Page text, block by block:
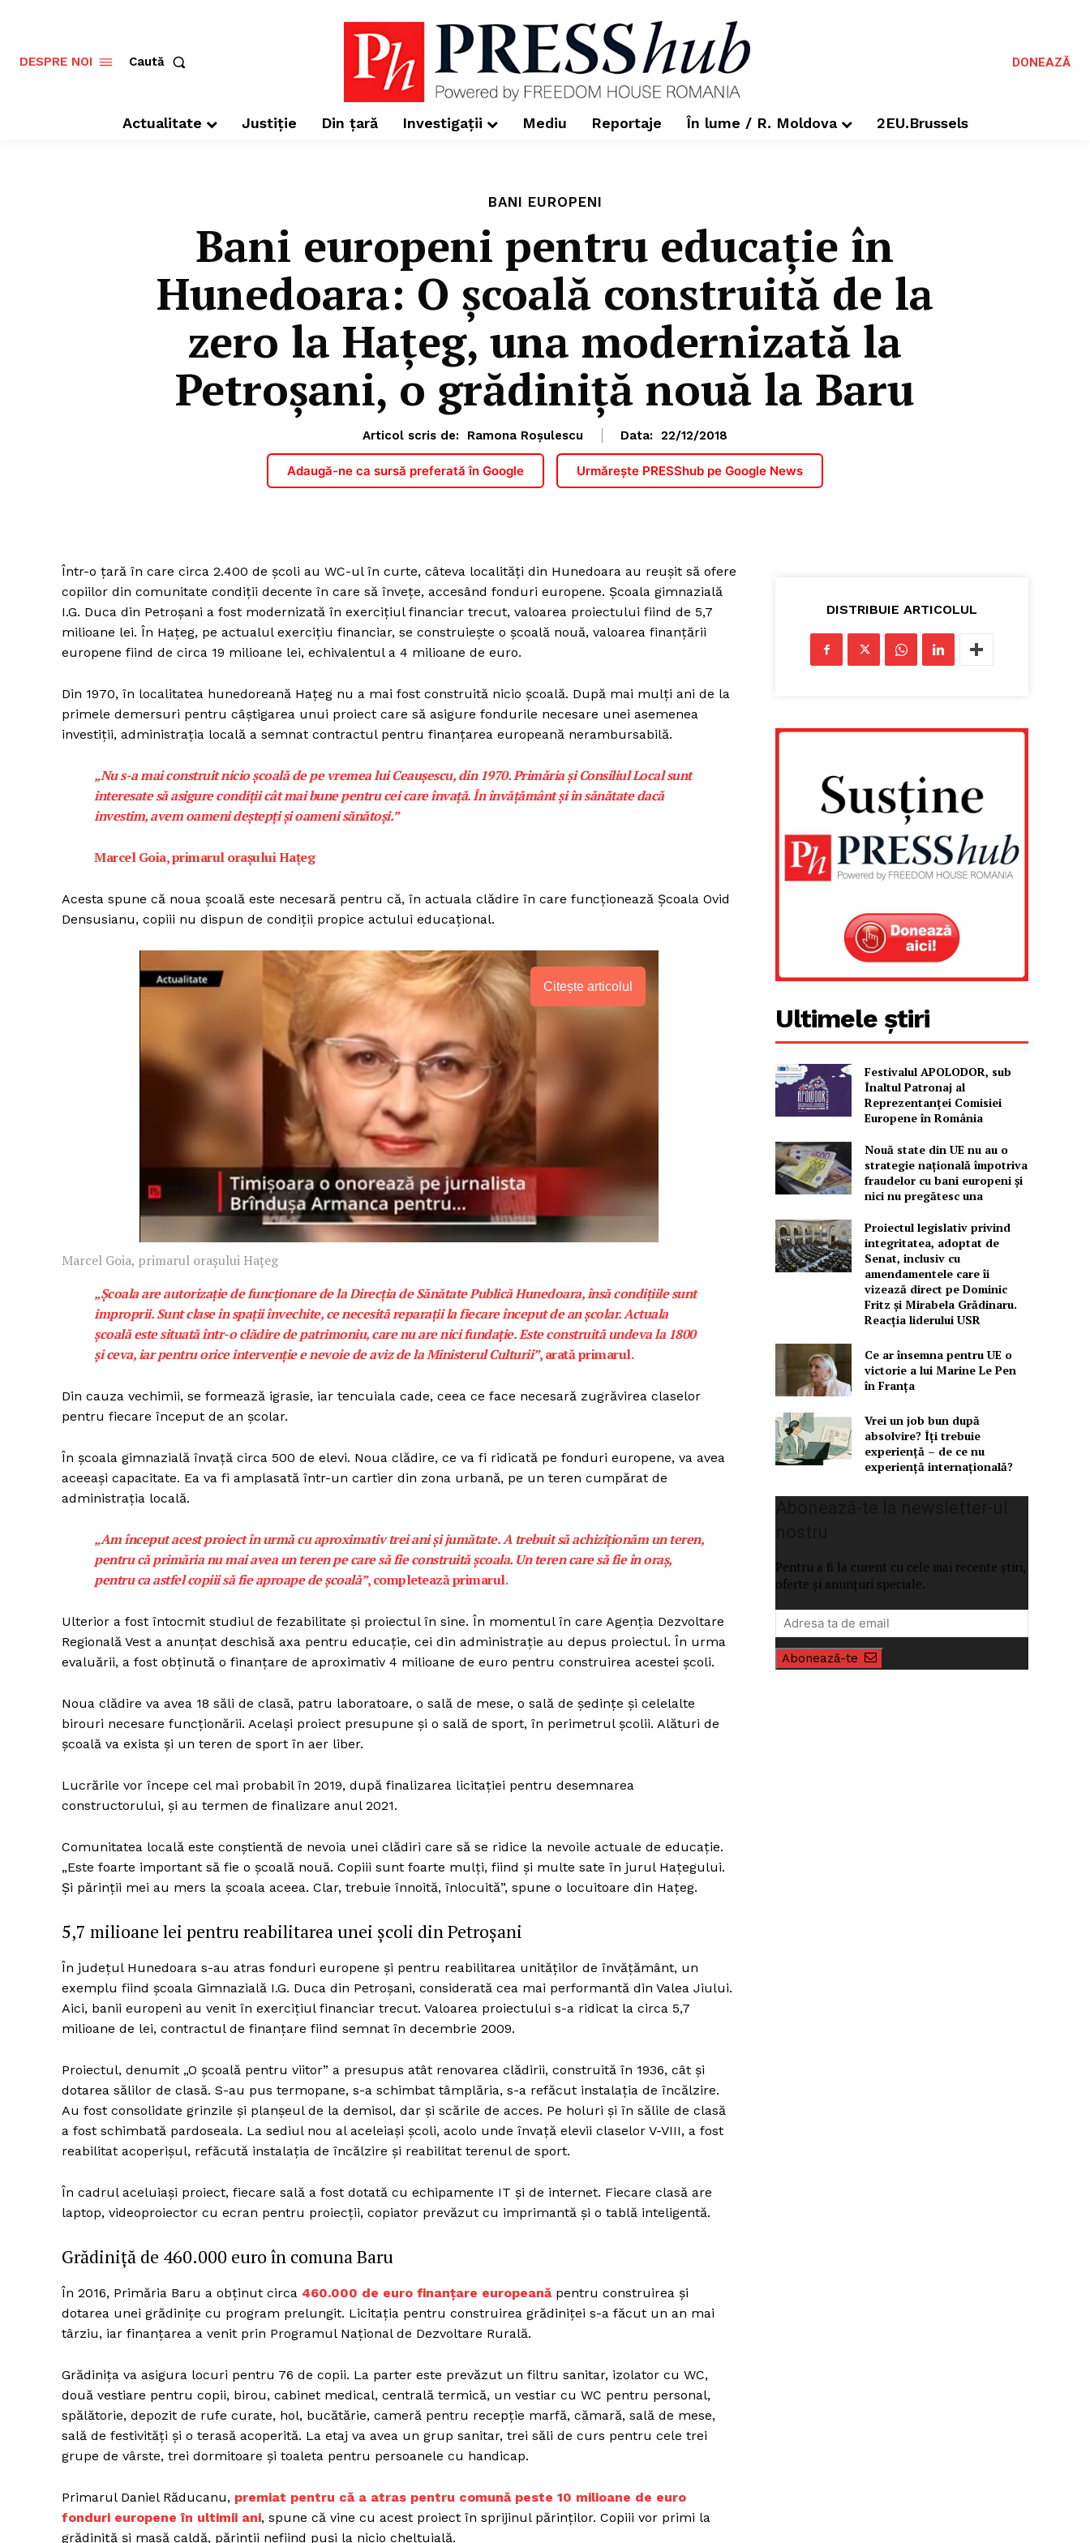
Un proiect
ROMÂNIA
Rețea
Contact
DESPRE NOI Caută DONEAZĂ
Actualitate Justiție Din țară Investigații Mediu Reportaje În lume / R. Moldova 2EU.Brussels
BANI EUROPENI
Bani europeni pentru educație în
Hunedoara: O școală construită de la
zero la Hațeg, una modernizată la
Petroșani, o grădiniță nouă la Baru
Articol scris de: Ramona Roșulescu Data: 22/12/2018
Adaugă-ne ca sursă preferată în Google Urmărește PRESShub pe Google News
Într-o țară în care circa 2.400 de școli au WC-ul în curte, câteva localități din Hunedoara au reușit să ofere
copiilor din comunitate condiții decente în care să învețe, accesând fonduri europene. Școala gimnazială
I.G. Duca din Petroșani a fost modernizată în exercițiul financiar trecut, valoarea proiectului fiind de 5,7
milioane lei. În Hațeg, pe actualul exercițiu financiar, se construiește o școală nouă, valoarea finanțării
europene fiind de circa 19 milioane lei, echivalentul a 4 milioane de euro.
Din 1970, în localitatea hunedoreană Hațeg nu a mai fost construită nicio școală. După mai mulți ani de la
primele demersuri pentru câștigarea unui proiect care să asigure fondurile necesare unei asemenea
investiții, administrația locală a semnat contractul pentru finanțarea europeană nerambursabilă.
„Nu s-a mai construit nicio școală de pe vremea lui Ceaușescu, din 1970. Primăria și Consiliul Local sunt
interesate să asigure condiții cât mai bune pentru cei care învață. În învățământ și în sănătate dacă
investim, avem oameni deștepți și oameni sănătoși.”
Marcel Goia, primarul orașului Hațeg
Acesta spune că noua școală este necesară pentru că, în actuala clădire în care funcționează Școala Ovid
Densusianu, copiii nu dispun de condiții propice actului educațional.
Citește articolul
Marcel Goia, primarul orașului Hațeg
„Școala are autorizație de funcționare de la Direcția de Sănătate Publică Hunedoara, însă condițiile sunt
improprii. Sunt clase în spații învechite, ce necesită reparații la fiecare început de an școlar. Actuala
școală este situată într-o clădire de patrimoniu, care nu are nici fundație. Este construită undeva la 1800
și ceva, iar pentru orice intervenție e nevoie de aviz de la Ministerul Culturii”, arată primarul.
Din cauza vechimii, se formează igrasie, iar tencuiala cade, ceea ce face necesară zugrăvirea claselor
pentru fiecare început de an școlar.
În școala gimnazială învață circa 500 de elevi. Noua clădire, ce va fi ridicată pe fonduri europene, va avea
aceeași capacitate. Ea va fi amplasată într-un cartier din zona urbană, pe un teren cumpărat de
administrația locală.
„Am început acest proiect în urmă cu aproximativ trei ani și jumătate. A trebuit să achiziționăm un teren,
pentru că primăria nu mai avea un teren pe care să fie construită școala. Un teren care să fie în oraș,
pentru ca astfel copiii să fie aproape de școală”, completează primarul.
Ulterior a fost întocmit studiul de fezabilitate și proiectul în sine. În momentul în care Agenția Dezvoltare
Regională Vest a anunțat deschisă axa pentru educație, cei din administrație au depus proiectul. În urma
evaluării, a fost obținută o finanțare de aproximativ 4 milioane de euro pentru construirea acestei școli.
Noua clădire va avea 18 săli de clasă, patru laboratoare, o sală de mese, o sală de ședințe și celelalte
birouri necesare funcționării. Același proiect presupune și o sală de sport, în perimetrul școlii. Alături de
școală va exista și un teren de sport în aer liber.
Lucrările vor începe cel mai probabil în 2019, după finalizarea licitației pentru desemnarea
constructorului, și au termen de finalizare anul 2021.
Comunitatea locală este conștientă de nevoia unei clădiri care să se ridice la nevoile actuale de educație.
„Este foarte important să fie o școală nouă. Copiii sunt foarte mulți, fiind și multe sate în jurul Hațegului.
Și părinții mei au mers la școala aceea. Clar, trebuie înnoită, înlocuită”, spune o locuitoare din Hațeg.
5,7 milioane lei pentru reabilitarea unei școli din Petroșani
În județul Hunedoara s-au atras fonduri europene și pentru reabilitarea unităților de învățământ, un
exemplu fiind școala Gimnazială I.G. Duca din Petroșani, considerată cea mai performantă din Valea Jiului.
Aici, banii europeni au venit în exercițiul financiar trecut. Valoarea proiectului s-a ridicat la circa 5,7
milioane de lei, contractul de finanțare fiind semnat în decembrie 2009.
Proiectul, denumit „O școală pentru viitor” a presupus atât renovarea clădirii, construită în 1936, cât și
dotarea sălilor de clasă. S-au pus termopane, s-a schimbat tâmplăria, s-a refăcut instalația de încălzire.
Au fost consolidate grinzile și planșeul de la demisol, dar și scările de acces. Pe holuri și în sălile de clasă
a fost schimbată pardoseala. La sediul nou al aceleiași școli, acolo unde învață elevii claselor V-VIII, a fost
reabilitat acoperișul, refăcută instalația de încălzire și reabilitat terenul de sport.
În cadrul aceluiași proiect, fiecare sală a fost dotată cu echipamente IT și de internet. Fiecare clasă are
laptop, videoproiector cu ecran pentru proiecții, copiator prevăzut cu imprimantă și o tablă inteligentă.
Grădiniță de 460.000 euro în comuna Baru
În 2016, Primăria Baru a obținut circa 460.000 de euro finanțare europeană pentru construirea și
dotarea unei grădinițe cu program prelungit. Licitația pentru construirea grădiniței s-a făcut un an mai
târziu, iar finanțarea a venit prin Programul Național de Dezvoltare Rurală.
Grădinița va asigura locuri pentru 76 de copii. La parter este prevăzut un filtru sanitar, izolator cu WC,
două vestiare pentru copii, birou, cabinet medical, centrală termică, un vestiar cu WC pentru personal,
spălătorie, depozit de rufe curate, hol, bucătărie, cameră pentru recepție marfă, cămară, sală de mese,
sală de festivități și o terasă acoperită. La etaj va avea un grup sanitar, trei săli de curs pentru cele trei
grupe de vârste, trei dormitoare și toaleta pentru persoanele cu handicap.
Primarul Daniel Răducanu, premiat pentru că a atras pentru comună peste 10 milioane de euro
fonduri europene în ultimii ani, spune că vine cu acest proiect în sprijinul părinților. Copiii vor primi la
grădiniță și masă caldă, părinții nefiind puși la nicio cheltuială.
DISTRIBUIE ARTICOLUL
Ultimele știri
Festivalul APOLODOR, sub
Înaltul Patronaj al
Reprezentanței Comisiei
Europene în România
Nouă state din UE nu au o
strategie națională împotriva
fraudelor cu bani europeni și
nici nu pregătesc una
Proiectul legislativ privind
integritatea, adoptat de
Senat, inclusiv cu
amendamentele care îi
vizează direct pe Dominic
Fritz și Mirabela Grădinaru.
Reacția liderului USR
Ce ar însemna pentru UE o
victorie a lui Marine Le Pen
în Franța
Vrei un job bun după
absolvire? Îți trebuie
experiență – de ce nu
experiență internațională?
Pentru a fi la curent cu cele mai recente știri,
oferte și anunțuri speciale.
Abonează-te